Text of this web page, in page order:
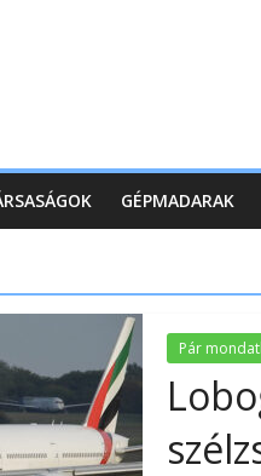
GÉPMADARAK
Pár